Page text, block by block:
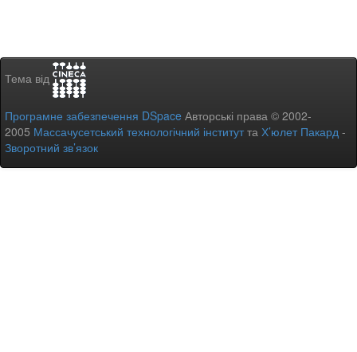
Тема від
Програмне забезпечення DSpace Авторські права © 2002-
2005 Массачусетський технологічний інститутта Х’юлет Пакард -
Зворотний зв’язок